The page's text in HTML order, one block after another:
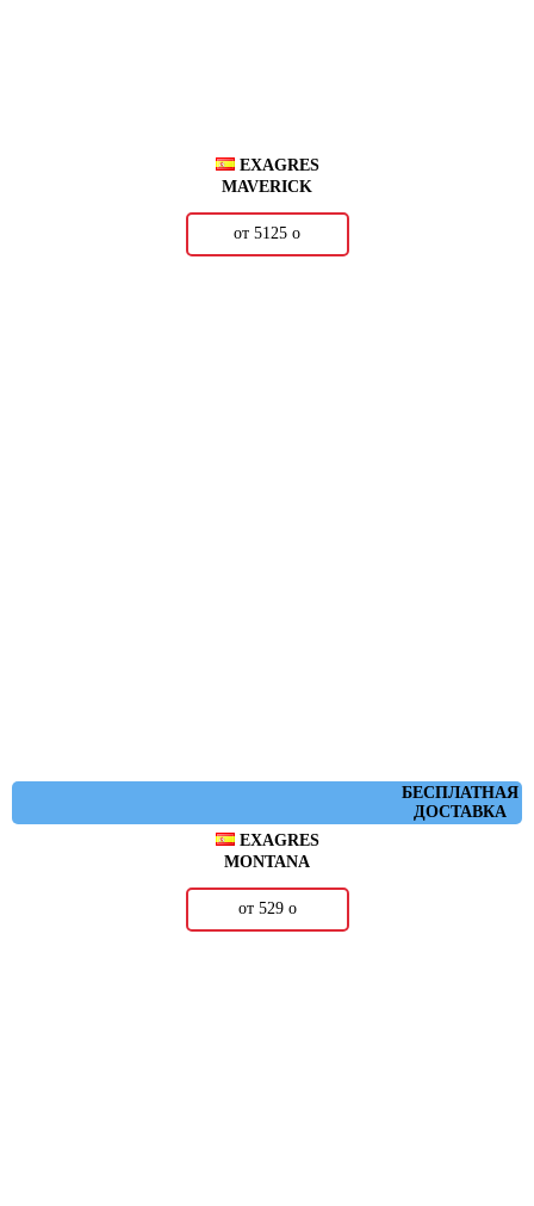
EXAGRES
MAVERICK
от 5125 о
БЕСПЛАТНАЯ
ДОСТАВКА
EXAGRES
MONTANA
от 529 о